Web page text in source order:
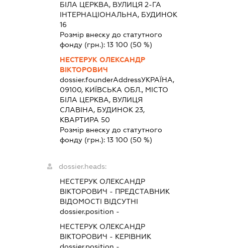
БІЛА ЦЕРКВА, ВУЛИЦЯ 2-ГА
ІНТЕРНАЦІОНАЛЬНА, БУДИНОК
16
Розмір внеску до статутного
фонду (грн.):13 100 (50 %)
НЕСТЕРУК ОЛЕКСАНДР
ВІКТОРОВИЧ
dossier.founderAddressУКРАЇНА,
09100, КИЇВСЬКА ОБЛ., МІСТО
БІЛА ЦЕРКВА, ВУЛИЦЯ
СЛАВІНА, БУДИНОК 23,
КВАРТИРА 50
Розмір внеску до статутного
фонду (грн.):13 100 (50 %)
dossier.heads:
НЕСТЕРУК ОЛЕКСАНДР
ВІКТОРОВИЧ - ПРЕДСТАВНИК
ВІДОМОСТІ ВІДСУТНІ
dossier.position -
НЕСТЕРУК ОЛЕКСАНДР
ВІКТОРОВИЧ - КЕРІВНИК